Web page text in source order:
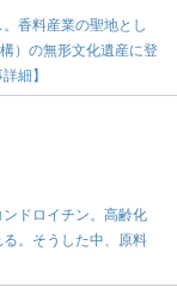
香料産業の聖地とし
）の無形文化遺産に登
細】
ドロイチン。高齢化
。そうした中、原料